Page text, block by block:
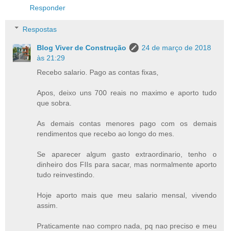
Responder
Respostas
Blog Viver de Construção
24 de março de 2018
às 21:29
Recebo salario. Pago as contas fixas,
Apos, deixo uns 700 reais no maximo e aporto tudo
que sobra.
As demais contas menores pago com os demais
rendimentos que recebo ao longo do mes.
Se aparecer algum gasto extraordinario, tenho o
dinheiro dos FIIs para sacar, mas normalmente aporto
tudo reinvestindo.
Hoje aporto mais que meu salario mensal, vivendo
assim.
Praticamente nao compro nada, pq nao preciso e meu